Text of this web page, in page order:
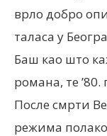
врло добро
таласа у
Баш као што
романа, те ’80.
После смрти
режима